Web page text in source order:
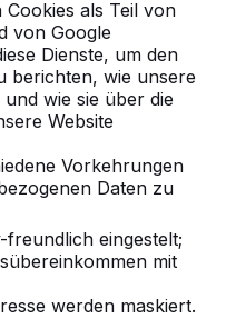
als Teil von
von Google
Dienste, um den
berichten, wie unsere
wie sie über die
Website
Vorkehrungen
Daten zu
eingestelt;
mit
werden maskiert.
Sie hier, wo Sie
Nähe finden.